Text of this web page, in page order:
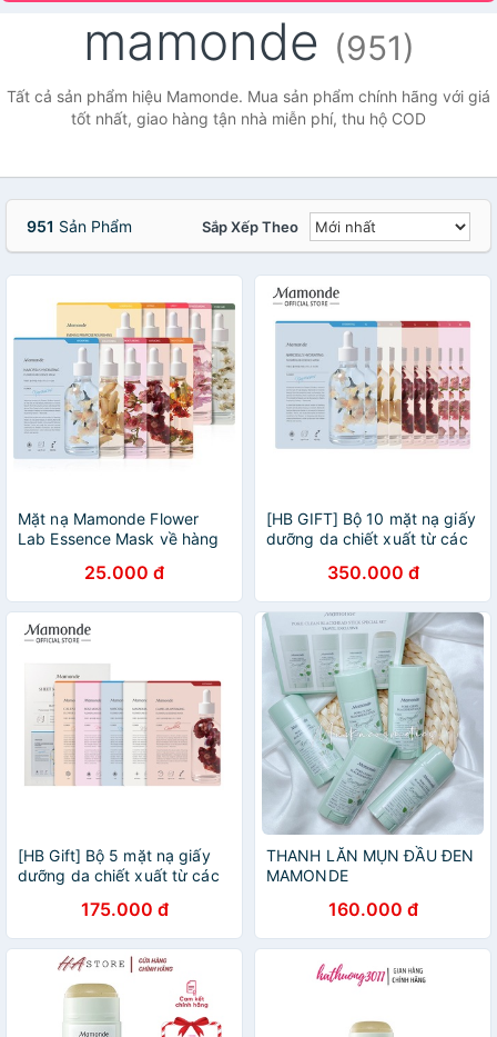
Face Shop
Face
Shop
Waterproof
Mascara
mamonde (951)
Tất cả sản phẩm hiệu Mamonde. Mua sản phẩm chính hãng với giá
tốt nhất, giao hàng tận nhà miễn phí, thu hộ COD
951 Sản Phẩm Sắp Xếp Theo
Mặt nạ Mamonde Flower
Lab Essence Mask về hàng
25.000 đ
[HB GIFT] Bộ 10 mặt nạ giấy
dưỡng da chiết xuất từ các
Mask Flower Power 5 Day
Sampler (25MLx10)
350.000 đ
[HB Gift] Bộ 5 mặt nạ giấy
dưỡng da chiết xuất từ các
Mask Flower Power 5 Day
Sampler (25MLx5)
175.000 đ
THANH LĂN MỤN ĐẦU ĐEN
MAMONDE
160.000 đ